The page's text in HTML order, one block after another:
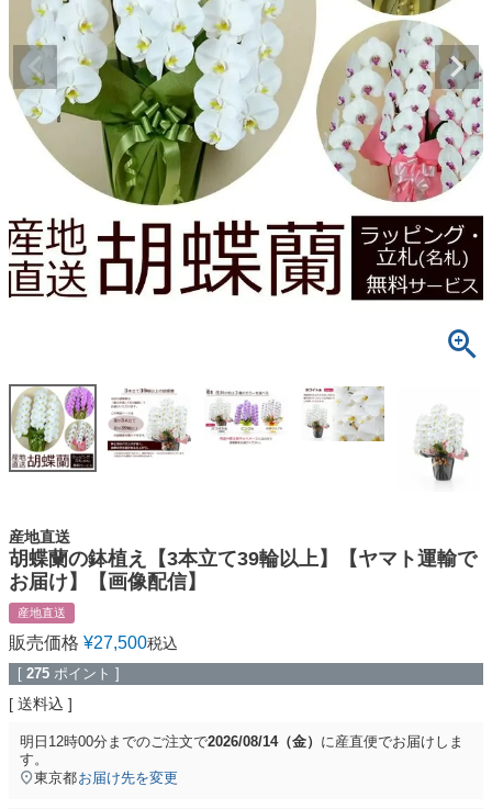
産地直送
胡蝶蘭の鉢植え【3本立て39輪以上】【ヤマト運輸で
お届け】【画像配信】
産地直送
販売価格 ¥27,500税込
[ 275 ポイント ]
送料込
明日 12時00分 までのご注文で2026/08/14（金） に 産直便でお届けしま
す。
東京都お届け先を変更